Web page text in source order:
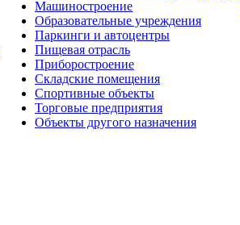
Машиностроение
Образовательные учреждения
Паркинги и автоцентры
Пищевая отрасль
Приборостроение
Складские помещения
Спортивные объекты
Торговые предприятия
Объекты другого назначения